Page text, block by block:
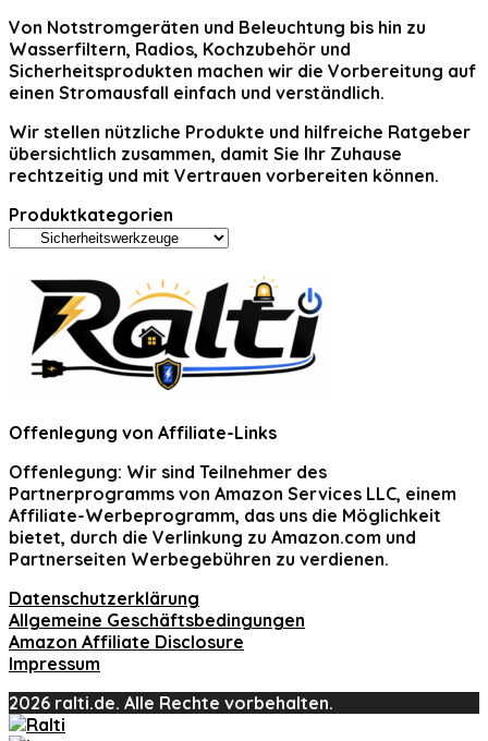
Von Notstromgeräten und Beleuchtung bis hin zu
Wasserfiltern, Radios, Kochzubehör und
Sicherheitsprodukten machen wir die Vorbereitung auf
einen Stromausfall einfach und verständlich.
Wir stellen nützliche Produkte und hilfreiche Ratgeber
übersichtlich zusammen, damit Sie Ihr Zuhause
rechtzeitig und mit Vertrauen vorbereiten können.
Produktkategorien
Offenlegung von Affiliate-Links
Offenlegung: Wir sind Teilnehmer des
Partnerprogramms von Amazon Services LLC, einem
Affiliate-Werbeprogramm, das uns die Möglichkeit
bietet, durch die Verlinkung zu Amazon.com und
Partnerseiten Werbegebühren zu verdienen.
Datenschutzerklärung
Allgemeine Geschäftsbedingungen
Amazon Affiliate Disclosure
Impressum
2026 ralti.de. Alle Rechte vorbehalten.